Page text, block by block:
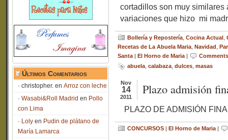
Últimos Comentarios
christopher. en Arroz con leche
Wasabi&Roll Madrid en Pollo
con Lima
Loly en Pudin de plátano de
María Lamarca
cortadillos son muy similares
variaciones que hizo mi
Bollería y Repostería Cocina Actual
Recetas de La Abuela Maria Navidad
Santa | El Horno de Maria |
abuela calabaza dulces masas
Nov
14
2011
Plazo admisión
PLAZO DE
CONCURSOS | El Horno de Maria |